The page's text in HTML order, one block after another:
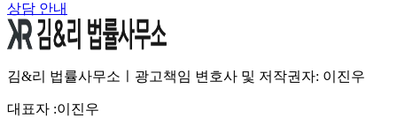
상담 안내
김&리 법률사무소ㅣ광고책임 변호사 및 저작권자: 이진우
대표자 :이진우